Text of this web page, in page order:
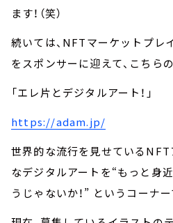
ます！（笑）
続いては、NFTマーケットプレ
をスポンサーに迎えて、こちら
「エレ片とデジタルアート！」
https://adam.jp/
世界的な流行を見せているNFT
なデジタルアートを“もっと身
うじゃないか！” というコーナー